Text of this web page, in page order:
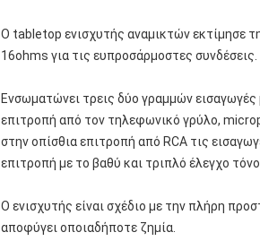
Ο tabletop ενισχυτής αναμικτών εκτίμησε
16ohms για τις ευπροσάρμοστες συνδέσεις.
Ενσωματώνει τρεις δύο γραμμών
επιτροπή από τον τηλεφωνικό γρύλο,
στην οπίσθια επιτροπή από RCA τις
επιτροπή με το βαθύ και τριπλό έλεγχο
Ο ενισχυτής είναι σχέδιο με την πλήρη
αποφύγει οποιαδήποτε ζημία.